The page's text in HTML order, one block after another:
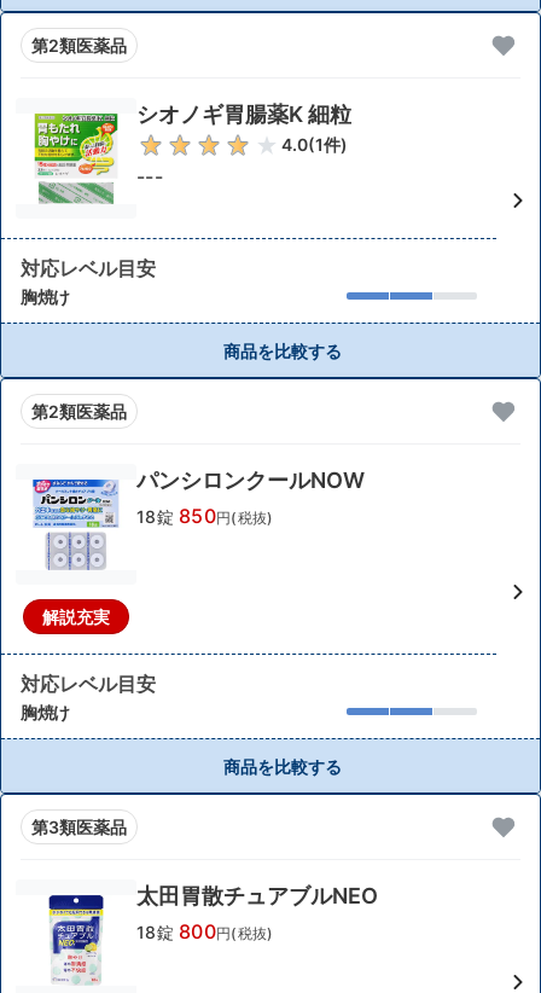
第2類医薬品
シオノギ胃腸薬K 細粒
4.0(1件)
---
対応レベル目安
胸焼け
商品を比較する
第2類医薬品
解説充実
パンシロンクールNOW
18錠 850円(税抜)
対応レベル目安
胸焼け
商品を比較する
第3類医薬品
太田胃散チュアブルNEO
18錠 800円(税抜)